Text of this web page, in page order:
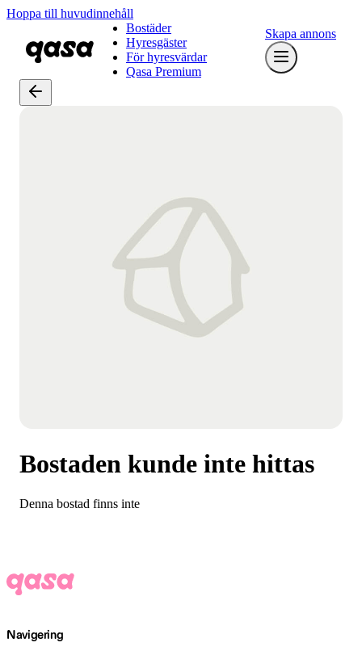
Hoppa till huvudinnehåll
Bostäder
Hyresgäster
För hyresvärdar
Qasa Premium
Skapa annons
Bostaden kunde inte hittas
Denna bostad finns inte
Navigering